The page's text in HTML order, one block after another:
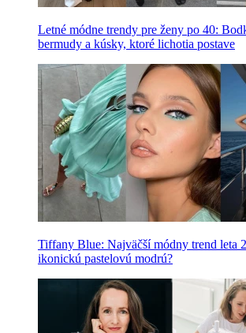
Letné módne trendy pre ženy po 40:
bermudy a kúsky, ktoré lichotia postave
Tiffany Blue: Najväčší módny trend leta
ikonickú pastelovú modrú?